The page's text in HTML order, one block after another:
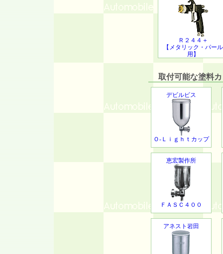
Ｒ２４４＋
【メタリック・パール
用】
取付可能な塗料カ
デビルビス
Ｏ-Ｌｉｇｈｔカップ
恵宏製作所
ＦＡＳＣ４００
アネスト岩田